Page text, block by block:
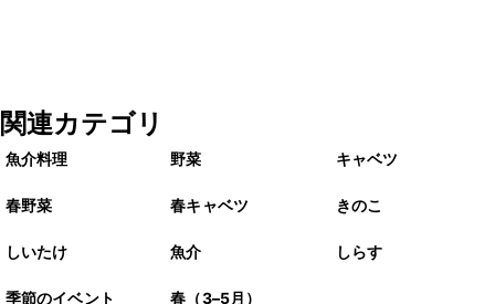
関連カテゴリ
魚介料理 野菜 キャベツ
春野菜 春キャベツ きのこ
しいたけ 魚介 しらす
季節のイベント
春（3–5月）